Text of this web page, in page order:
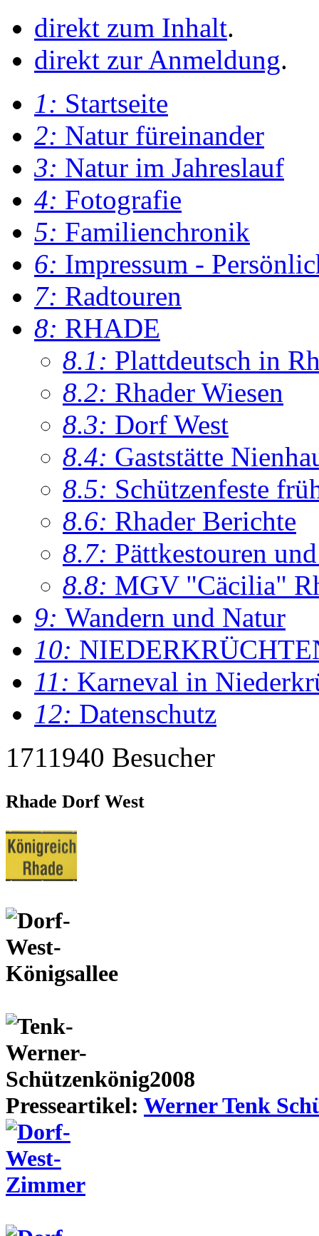
direkt zum Inhalt.
direkt zur Anmeldung.
1: Startseite
2: Natur füreinander
3: Natur im Jahreslauf
4: Fotografie
5: Familienchronik
6: Impressum -
7: Radtouren
8: RHADE
8.1: Plattdeutsch in
8.2: Rhader Wiesen
8.3: Dorf West
8.4: Gaststätte
8.5: Schützenfeste
8.6: Rhader Berichte
8.7: Pättkestouren
8.8: MGV "Cäcilia"
9: Wandern und Natur
10:
11: Karneval in
12: Datenschutz
1711940 Besucher
Rhade Dorf West
Presseartikel: Werner Tenk